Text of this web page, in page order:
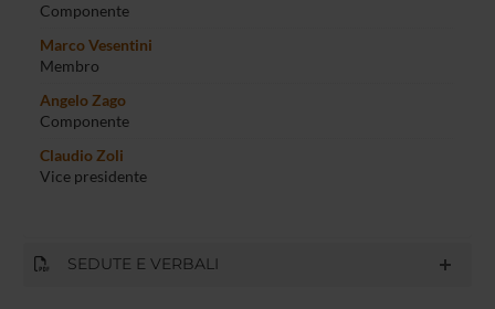
Componente
Marco Vesentini
Membro
Angelo Zago
Componente
Claudio Zoli
Vice presidente
SEDUTE E VERBALI